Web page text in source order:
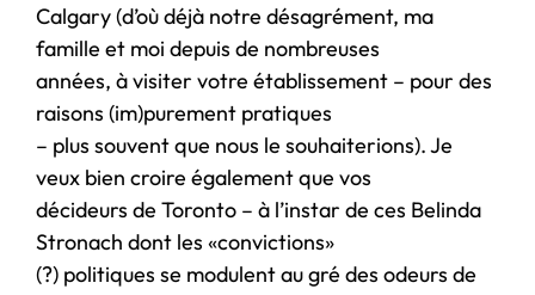
Calgary (d’où déjà notre désagrément, ma
famille et moi depuis de nombreuses
années, à visiter votre établissement – pour des
raisons (im)purement pratiques
– plus souvent que nous le souhaiterions). Je
veux bien croire également que vos
décideurs de Toronto – à l’instar de ces Belinda
Stronach dont les «convictions»
(?) politiques se modulent au gré des odeurs de